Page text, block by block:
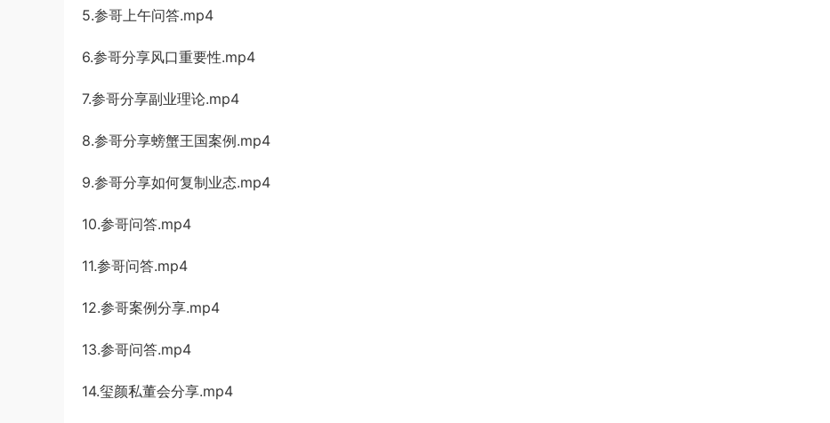
5.参哥上午问答.mp4
6.参哥分享风口重要性.mp4
7.参哥分享副业理论.mp4
8.参哥分享螃蟹王国案例.mp4
9.参哥分享如何复制业态.mp4
10.参哥问答.mp4
11.参哥问答.mp4
12.参哥案例分享.mp4
13.参哥问答.mp4
14.玺颜私董会分享.mp4